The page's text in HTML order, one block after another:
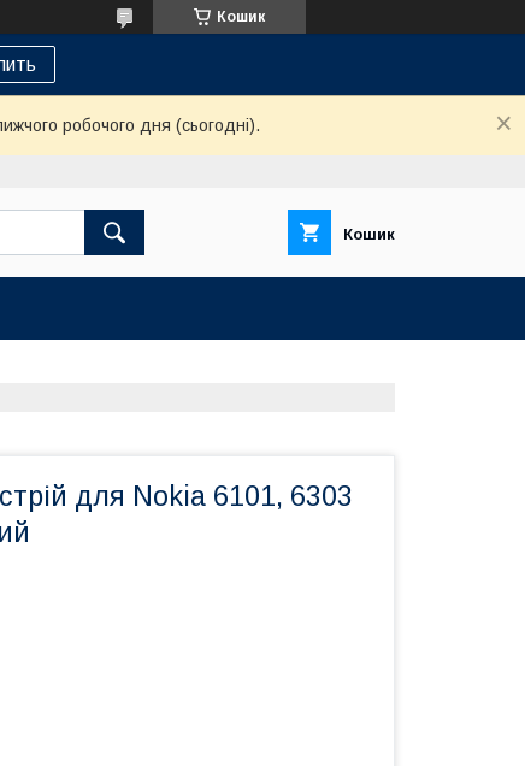
Кошик
робочого дня (сьогодні).
Кошик
для Nokia 6101, 6303